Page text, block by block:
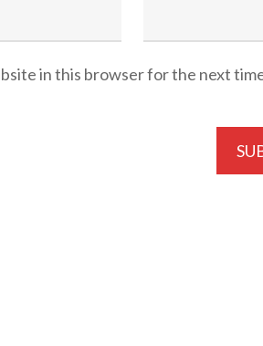
in this browser for the next